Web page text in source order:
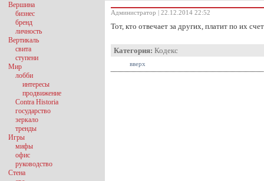
Администратор | 22.12.2014 22:52
Тот, кто отвечает за других, платит по их
Категория: Кодекс
вверх
Вершина
бизнес
бренд
личность
Вертикаль
свита
ступени
Мир
лобби
интересы
продвижение
Contra Historia
государство
зеркало
тренды
Игры
мифы
офис
руководство
Стена